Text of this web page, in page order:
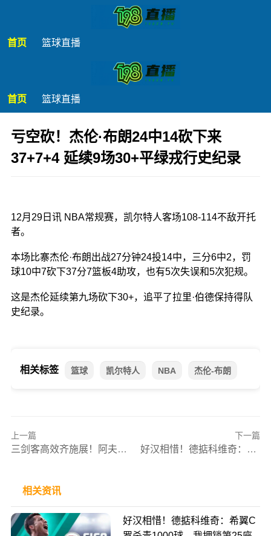
首页 篮球直播
首页 篮球直播
亏空砍！杰伦·布朗24中14砍下来
37+7+4 延续9场30+平绿戎行史纪录
12月29日讯 NBA常规赛，凯尔特人客场108-114不敌开托
者。
本场比寨杰伦·布朗出战27分钟24投14中，三分6中2，罚
球10中7砍下37分7篮板4助攻，也有5次失误和5次犯规。
这是杰伦延续第九场砍下30+，追平了拉里·伯德保持得队
史纪录。
相关标签 篮球 凯尔特人 NBA 杰伦-布朗
上一篇
三剑客高效齐施展！阿夫迪亚24+7+10 夏普26+5 卡马拉20+4+3
下一篇
好汉相惜！德掂科维奇：希翼C罗杀青1000球，我押锁第25座大期满贯
相关资讯
好汉相惜！德掂科维奇：希翼C